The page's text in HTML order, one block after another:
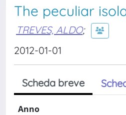
The peculiar
TREVES, ALDO;
2012-01-01
Scheda breve
Anno